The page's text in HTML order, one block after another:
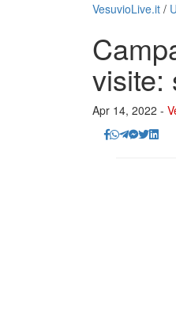
VesuvioLive.it /
visite:
Apr 14, 2022 -